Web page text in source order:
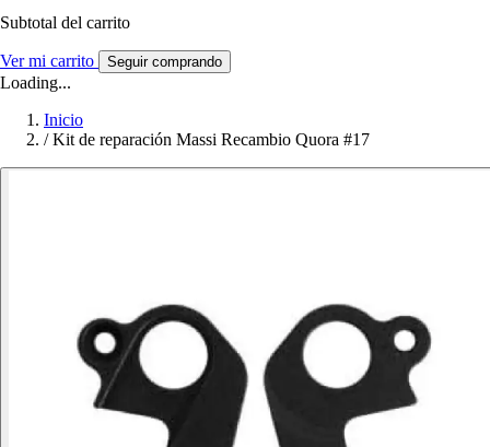
Subtotal del carrito
Ver mi carrito Seguir comprando
Loading...
Inicio
/ Kit de reparación Massi Recambio Quora #17